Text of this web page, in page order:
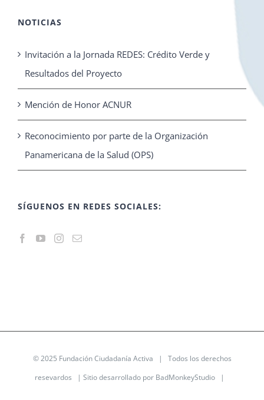
NOTICIAS
Invitación a la Jornada REDES: Crédito Verde y
Resultados del Proyecto
Mención de Honor ACNUR
Reconocimiento por parte de la Organización
Panamericana de la Salud (OPS)
SÍGUENOS EN REDES SOCIALES:
© 2025 Fundación Ciudadanía Activa | Todos los derechos
resevardos | Sitio desarrollado por BadMonkeyStudio|